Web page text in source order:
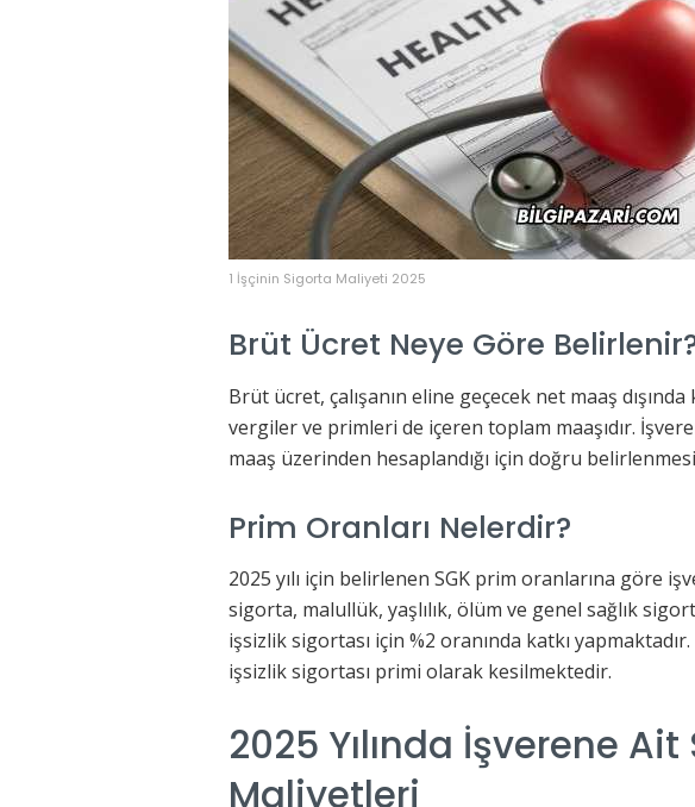
1 İşçinin Sigorta Maliyeti 2025
Brüt Ücret Neye Göre
Brüt ücret, çalışanın eline geçecek net maaş
vergiler ve primleri de içeren toplam maaşıdır.
maaş üzerinden hesaplandığı için doğru
Prim Oranları Nelerdir?
2025 yılı için belirlenen SGK prim oranlarına göre
sigorta, malullük, yaşlılık, ölüm ve genel sağlık
işsizlik sigortası için %2 oranında katkı yapmaktadır.
işsizlik sigortası primi olarak kesilmektedir.
2025 Yılında İşverene
Maliyetleri